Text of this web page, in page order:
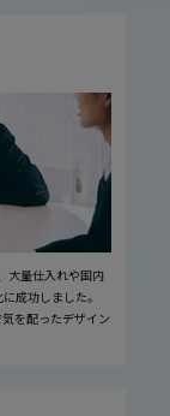
大量仕入れや国内
成功しました。
を配ったデザイン